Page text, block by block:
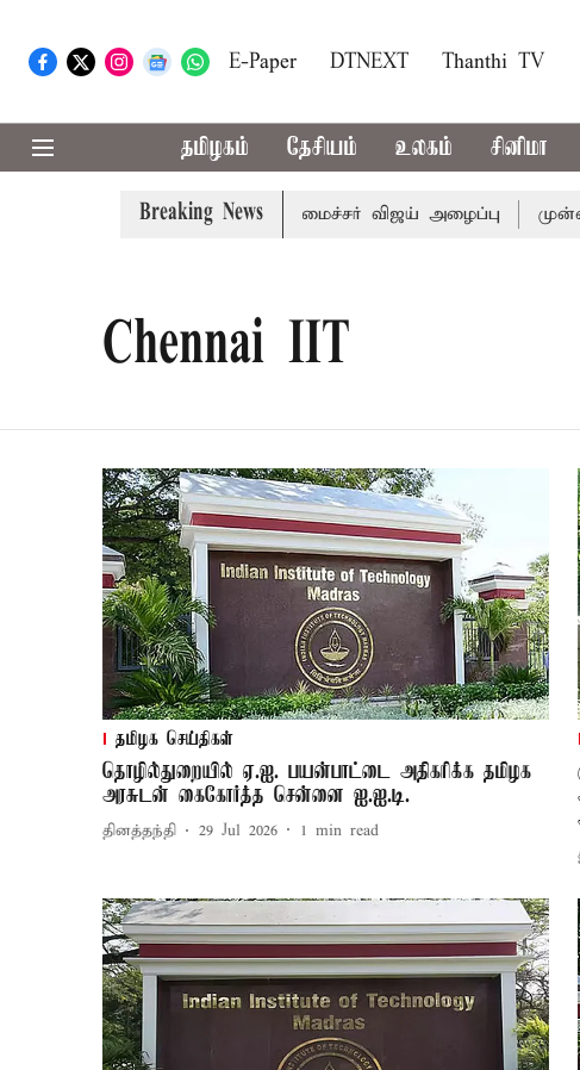
E-Paper DTNEXT Thanthi TV
தமிழகம் தேசியம் உலகம் சினிமா
Breaking News
கூட்டத்துக்கு முதல்-அமைச்சர் விஜய் அழைப்பு முன்னாள்
Chennai IIT
தமிழக செய்திகள்
தொழில்துறையில் ஏ.ஐ. பயன்பாட்டை அதிகரிக்க தமிழக
அரசுடன் கைகோர்த்த சென்னை ஐ.ஐ.டி.
தினத்தந்தி 29 Jul 2026 1 min read